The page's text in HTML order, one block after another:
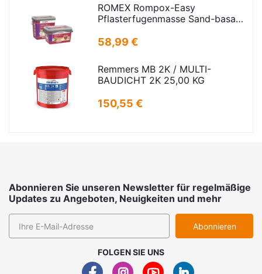
ROMEX Rompox-Easy
Pflasterfugenmasse Sand-basalt
58,99 €
Remmers MB 2K / MULTI-
BAUDICHT 2K 25,00 KG
150,55 €
Abonnieren Sie unseren Newsletter für regelmäßige
Updates zu Angeboten, Neuigkeiten und mehr
Abonnieren
FOLGEN SIE UNS